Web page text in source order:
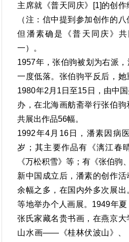
主席就《普天同庆》[1]的创作
（注：信中提到参加创作的
但潘素确是《普天同庆》
一）。
1957年，张伯驹被划为右派
一度低落。张伯驹平反后，她
1980年2月1日至15日，由中
办，在北海画舫斋举行张伯驹
共展出作品56幅。
1992年4月16日，潘素因病
岁；其主要作品有《漓江春
《万松积雪》等；有《张伯驹
新中国成立后，潘素的创作
余幅之多，在国内外多次展
等地举办个人画展。1949年
张氏家藏名贵书画，在燕京
山水画——《桂林伏波山》、